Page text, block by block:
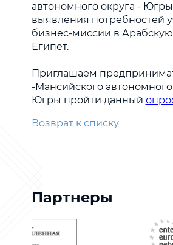
автономного округа -
выявления потребностей
бизнес-миссии в
Египет.
Приглашаем
-Мансийского автономного
Югры пройти данный
Возврат к списку
Партнеры